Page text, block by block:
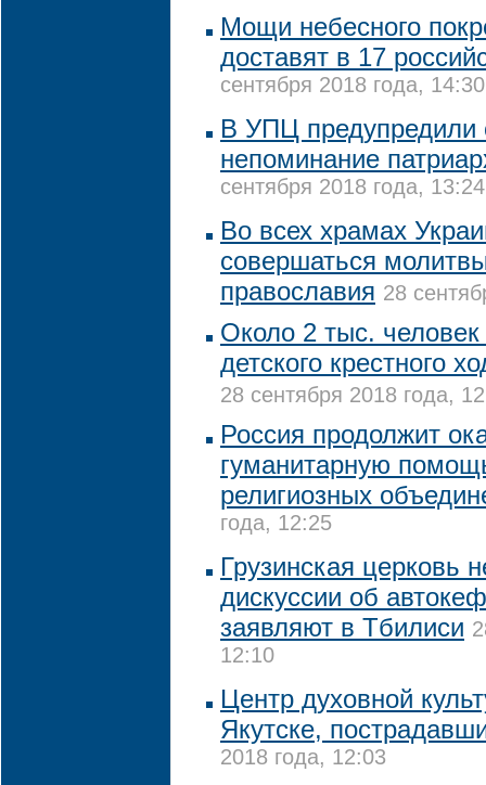
Мощи небесного
доставят в 17
сентября 2018 года, 14:30
В УПЦ предупредили
непоминание
сентября 2018 года, 13:24
Во всех храмах
совершаться
православия 28
Около 2 тыс. человек
детского крестного
28 сентября 2018 года,
Россия продолжит
гуманитарную
религиозных
года, 12:25
Грузинская церковь
дискуссии об
заявляют в Тбилиси
12:10
Центр духовной
Якутске,
2018 года, 12:03